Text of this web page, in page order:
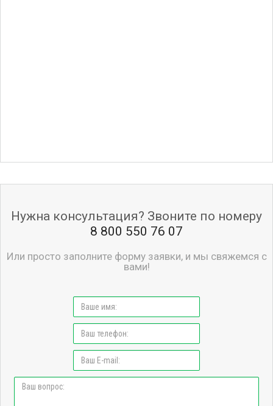
Нужна консультация? Звоните по номеру
8 800 550 76 07
Или просто заполните форму заявки, и мы свяжемся с
вами!